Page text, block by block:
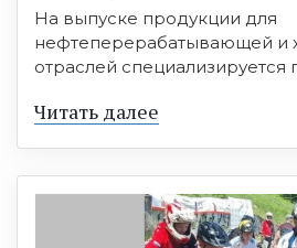
На выпуске продукции для
нефтеперерабатывающей и
отраслей специализируется
Читать далее